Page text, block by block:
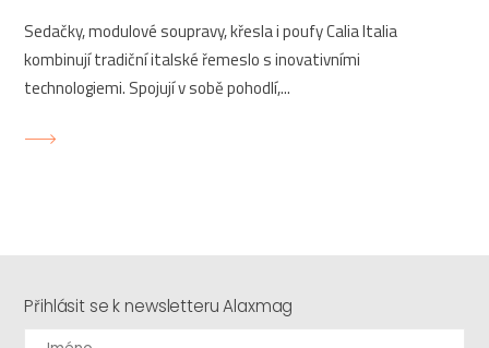
Sedačky, modulové soupravy, křesla i poufy Calia Italia
kombinují tradiční italské řemeslo s inovativními
technologiemi. Spojují v sobě pohodlí,...
Přihlásit se k newsletteru Alaxmag